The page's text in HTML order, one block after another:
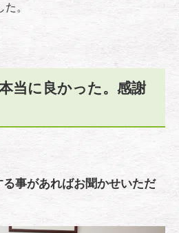
。
当に良かった。感謝
事があればお聞かせいただ